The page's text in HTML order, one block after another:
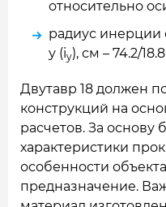
относительно
радиус инерции
у (iy), см – 74.2/
Двутавр 18 должен
конструкций на
расчетов. За основу
характеристики
особенности
предназначение.